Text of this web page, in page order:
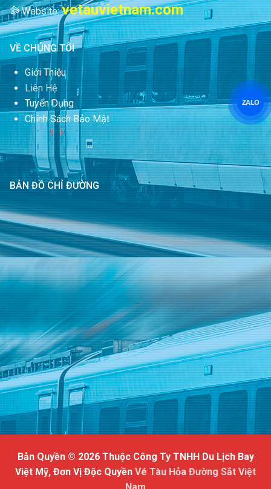
Website:vetauvietnam.com
VỀ CHÚNG TÔI
Giới Thiệu
Liên Hệ
Tuyển Dụng
Chính Sách Bảo Mật
BẢN ĐỒ CHỈ ĐƯỜNG
ZALO
Bản Quyền © 2026 Thuộc Công Ty TNHH Du Lịch Bay
Việt Mỹ, Đơn Vị Độc Quyền Vé Tàu Hỏa Đường Sắt Việt